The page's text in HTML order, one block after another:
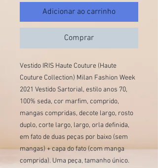
Adicionar ao carrinho
Comprar
Vestido IRIS Haute Couture (Haute
Couture Collection) Milan Fashion Week
2021 Vestido Sartorial, estilo anos 70,
100% seda, cor marfim, comprido,
mangas compridas, decote largo, rosto
duplo, corte largo, largo, orla definida,
em fato de duas peças por baixo (sem
mangas) + capa do fato (com manga
comprida). Uma peça, tamanho único.